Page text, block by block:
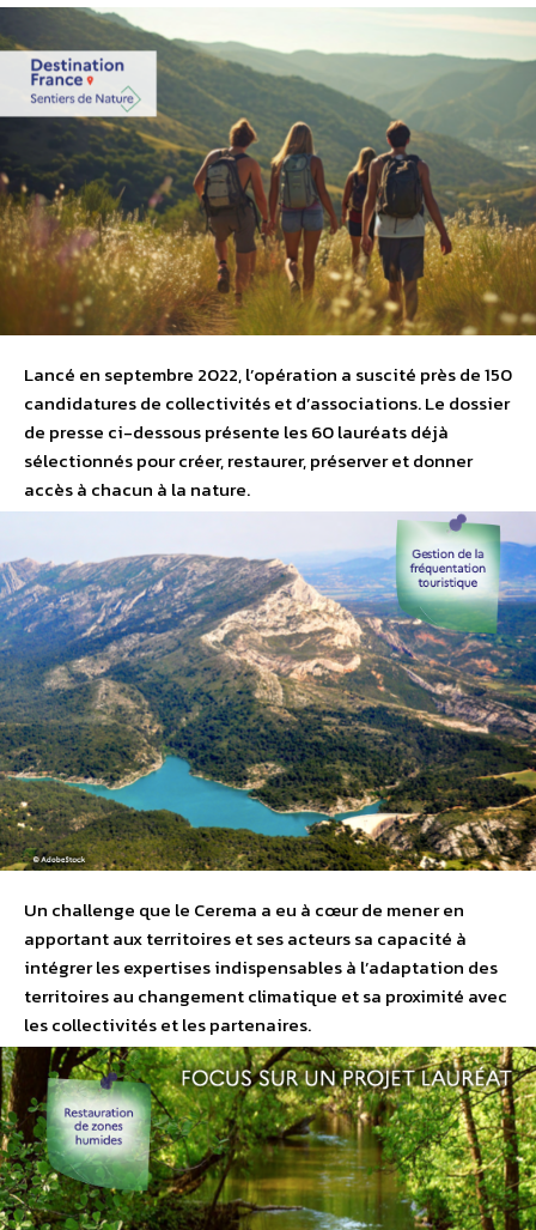
Lancé en septembre 2022, l’opération a suscité près de 150
candidatures de collectivités et d’associations. Le dossier
de presse ci-dessous présente les 60 lauréats déjà
sélectionnés pour créer, restaurer, préserver et donner
accès à chacun à la nature.
Un challenge que le Cerema a eu à cœur de mener en
apportant aux territoires et ses acteurs sa capacité à
intégrer les expertises indispensables à l’adaptation des
territoires au changement climatique et sa proximité avec
les collectivités et les partenaires.